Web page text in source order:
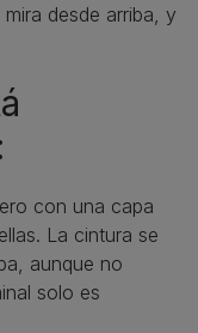
desde arriba, y
con una capa
La cintura se
aunque no
solo es